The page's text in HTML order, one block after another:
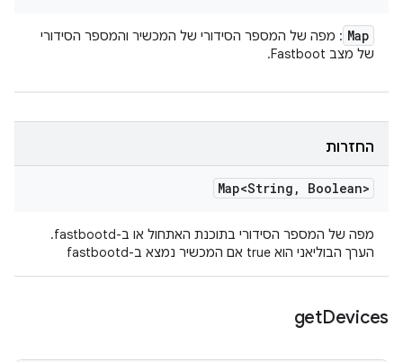
Map : מפה של המספר הסידורי של המכשיר והמספר הסידורי
של מצב Fastboot.
החזרות
Map<String , Boolean>
מפה של המספר הסידורי בתוכנת האתחול או ב-fastbootd.
הערך הבוליאני הוא true אם המכשיר נמצא ב-fastbootd
getDevices